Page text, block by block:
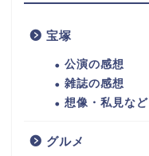
宝塚
公演の感想
雑誌の感想
想像・私見など
グルメ